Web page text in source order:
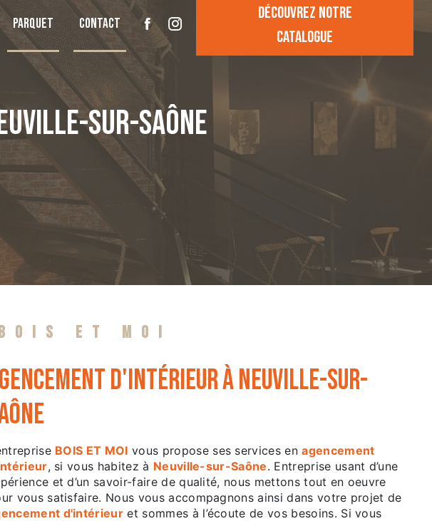
Parquet Contact
Découvrez notre
catalogue
SUR-SAÔNE
ET MOI
d'intérieur à Neuville-sur-
BOIS ET MOI vous propose ses services enagencement
, si vous habitez à Neuville-sur-Saône. Entreprise usant d’une
et d’un savoir-faire de qualité, nous mettons tout en oeuvre
vous satisfaire. Nous vous accompagnons ainsi dans votre projet de
d'intérieur et sommes à l’écoute de vos besoins. Si vous